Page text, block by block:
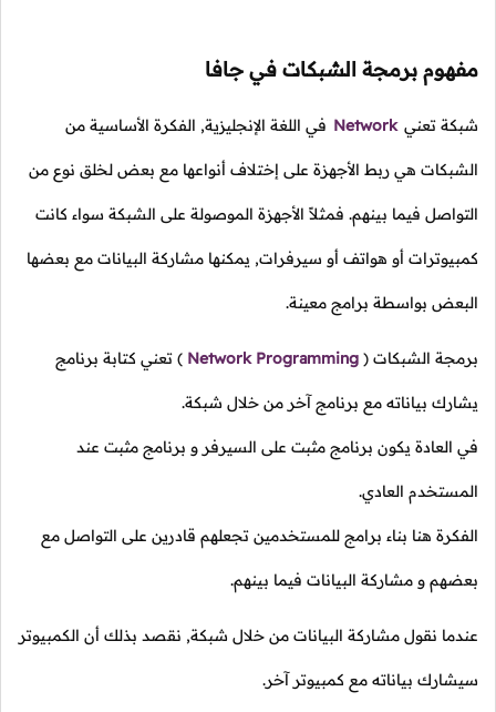
برمجة الشبكات في جافا
تعني Networkفي اللغة الإنجليزية, الفكرة الأساسية من
هي ربط الأجهزة على إختلاف أنواعها مع بعض لخلق نوع من
فيما بينهم. فمثلاً الأجهزة الموصولة على الشبكة سواء كانت
أو هواتف أو سيرفرات, يمكنها مشاركة البيانات مع بعضها
بواسطة برامج معينة.
الشبكات(
Network Programming
)تعني كتابة برنامج
بياناته مع برنامج آخر من خلال شبكة.
يكون برنامج مثبت على السيرفر و برنامج مثبت عند
العادي.
هنا بناء برامج للمستخدمين تجعلهم قادرين على التواصل مع
و مشاركة البيانات فيما بينهم.
نقول مشاركة البيانات من خلال شبكة, نقصد بذلك أن الكمبيوتر
بياناته مع كمبيوتر آخر.